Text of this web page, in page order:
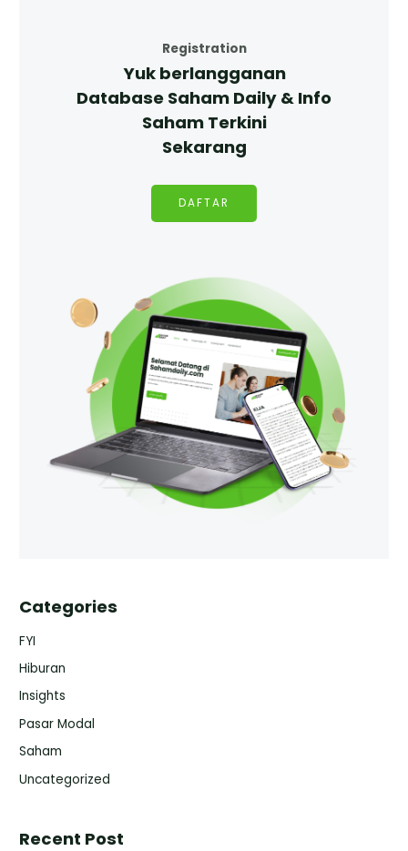
Registration
Yuk berlangganan
Database Saham Daily & Info
Saham Terkini
Sekarang
DAFTAR
Categories
FYI
Hiburan
Insights
Pasar Modal
Saham
Uncategorized
Recent Post